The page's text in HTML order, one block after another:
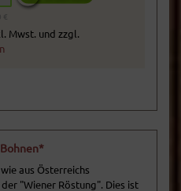
€
Mwst. und zzgl.
aus Österreichs
"Wiener Röstung". Dies ist